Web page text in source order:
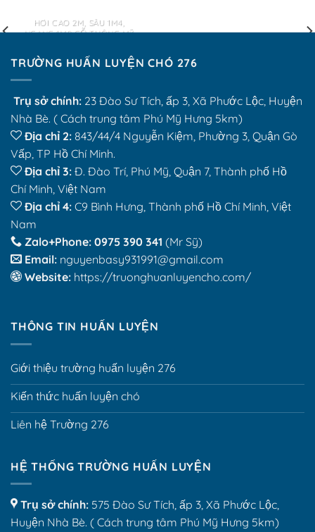
HƠI CAO 2M, SÂU 1M4,
NGANG 1M8 GỖ THÔNG MỸ
TRƯỜNG HUẤN LUYỆN CHÓ 276
Trụ sở chính: 23 Đào Sư Tích, ấp 3, Xã Phước Lộc, Huyện
Nhà Bè. ( Cách trung tâm Phú Mỹ Hưng 5km)
Địa chỉ 2: 843/44/4 Nguyễn Kiệm, Phường 3, Quận Gò
Vấp, TP Hồ Chí Minh.
Địa chỉ 3: Đ. Đào Trí, Phú Mỹ, Quận 7, Thành phố Hồ
Chí Minh, Việt Nam
Địa chỉ 4: C9 Bình Hưng, Thành phố Hồ Chí Minh, Việt
Nam
Zalo+Phone: 0975 390 341 (Mr Sỹ)
Email: nguyenbasy931991@gmail.com
Website: https://truonghuanluyencho.com/
THÔNG TIN HUẤN LUYỆN
Giới thiệu trường huấn luyện 276
Kiến thức huấn luyện chó
Liên hệ Trường 276
HỆ THỐNG TRƯỜNG HUẤN LUYỆN
Trụ sở chính: 575 Đào Sư Tích, ấp 3, Xã Phước Lộc,
Huyện Nhà Bè. ( Cách trung tâm Phú Mỹ Hưng 5km)